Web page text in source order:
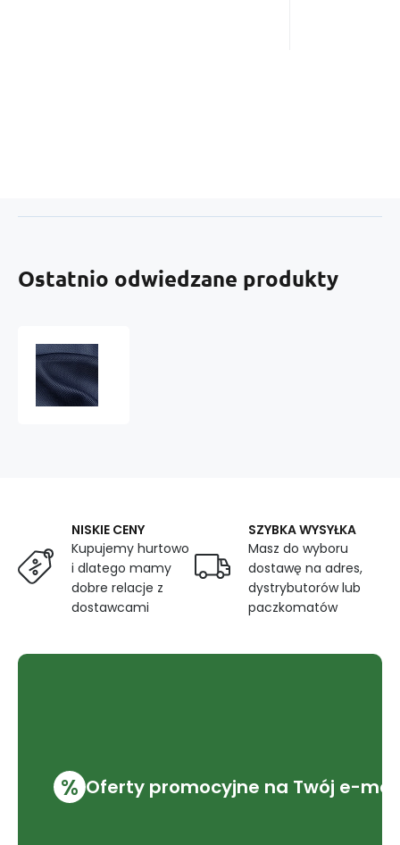
Ostatnio odwiedzane produkty
NISKIE CENY
Kupujemy hurtowo
i dlatego mamy
dobre relacje z
dostawcami
SZYBKA WYSYŁKA
Masz do wyboru
dostawę na adres,
dystrybutorów lub
paczkomatów
% Oferty promocyjne na Twój e-mail